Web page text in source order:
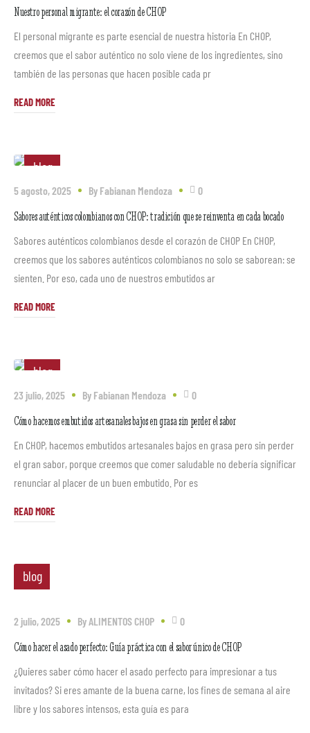
Nuestro personal migrante: el corazón de CHOP
El personal migrante es parte esencial de nuestra historia En CHOP,
creemos que el sabor auténtico no solo viene de los ingredientes, sino
también de las personas que hacen posible cada pr
READ MORE
blog
5 agosto, 2025 By Fabianan Mendoza 0
Sabores auténticos colombianos con CHOP: tradición que se reinventa en cada bocado
Sabores auténticos colombianos desde el corazón de CHOP En CHOP,
creemos que los sabores auténticos colombianos no solo se saborean: se
sienten. Por eso, cada uno de nuestros embutidos ar
READ MORE
blog
23 julio, 2025 By Fabianan Mendoza 0
Cómo hacemos embutidos artesanales bajos en grasa sin perder el sabor
En CHOP, hacemos embutidos artesanales bajos en grasa pero sin perder
el gran sabor, porque creemos que comer saludable no debería significar
renunciar al placer de un buen embutido. Por es
READ MORE
blog
2 julio, 2025 ByALIMENTOS CHOP 0
Cómo hacer el asado perfecto: Guía práctica con el sabor único de CHOP
¿Quieres saber cómo hacer el asado perfecto para impresionar a tus
invitados? Si eres amante de la buena carne, los fines de semana al aire
libre y los sabores intensos, esta guía es para